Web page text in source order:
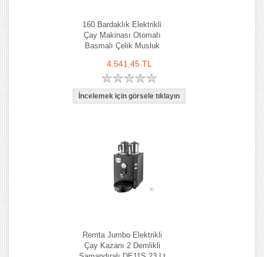
160 Bardaklık Elektrikli
Çay Makinası Otomatı
Basmalı Çelik Musluk
4.541,45 TL
Remta Jumbo Elektrikli
Çay Kazanı 2 Demlikli